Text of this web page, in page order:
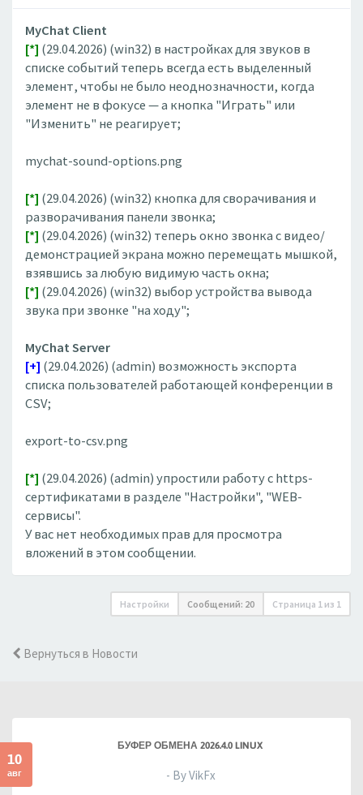
MyChat Client
[*] (29.04.2026) (win32) в настройках для звуков в
списке событий теперь всегда есть выделенный
элемент, чтобы не было неоднозначности, когда
элемент не в фокусе — а кнопка "Играть" или
"Изменить" не реагирует;
mychat-sound-options.png
[*] (29.04.2026) (win32) кнопка для сворачивания и
разворачивания панели звонка;
[*] (29.04.2026) (win32) теперь окно звонка с видео/
демонстрацией экрана можно перемещать мышкой,
взявшись за любую видимую часть окна;
[*] (29.04.2026) (win32) выбор устройства вывода
звука при звонке "на ходу";
MyChat Server
[+] (29.04.2026) (admin) возможность экспорта
списка пользователей работающей конференции в
CSV;
export-to-csv.png
[*] (29.04.2026) (admin) упростили работу с https-
сертификатами в разделе "Настройки", "WEB-
сервисы".
У вас нет необходимых прав для просмотра
вложений в этом сообщении.
Настройки Сообщений: 20 Страница 1 из 1
Вернуться в Новости
10
авг
БУФЕР ОБМЕНА 2026.4.0 LINUX
- By VikFx